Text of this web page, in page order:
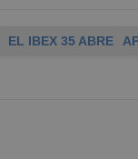
EL IBEX 35 ABRE